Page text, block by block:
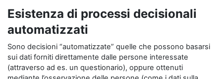
Esistenza di processi decisionali
automatizzati
Sono decisioni “automatizzate” quelle che possono basarsi
sui dati forniti direttamente dalle persone interessate
(attraverso ad es. un questionario), oppure ottenuti